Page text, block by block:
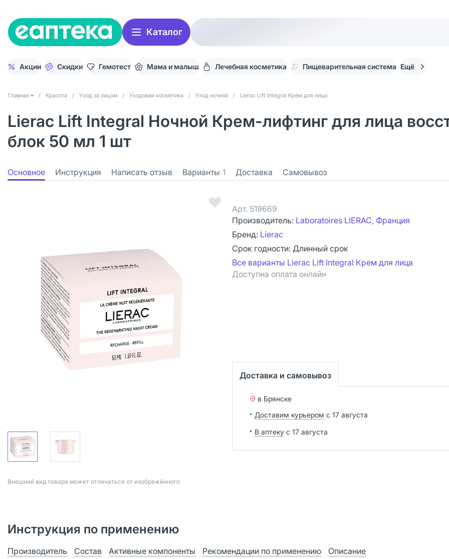
Каталог
Акции Скидки Гемотест Мама и малыш Лечебная косметика Пищеварительная система Ещё
Главная / Красота / Уход за лицом / Уходовая косметика / Уход ночной / Lierac Lift Integral Крем для лица
Lierac Lift Integral Ночной Крем-лифтинг для лица
блок 50 мл 1 шт
Основное Инструкция Написать отзыв Варианты 1 Доставка Самовывоз
Bнешний вид товара может отличаться от изображённого
Арт. 519669
Производитель: Laboratoires LIERAC, Франция
Бренд: Lierac
Срок годности: Длинный срок
Все варианты Lierac Lift Integral Крем для лица
Доступна оплата онлайн
Доставка и самовывоз
в Брянске
Доставим курьером с 17 августа
В аптеку с 17 августа
Инструкция по применению
Производитель Состав Активные компоненты Рекомендации по применению Описание